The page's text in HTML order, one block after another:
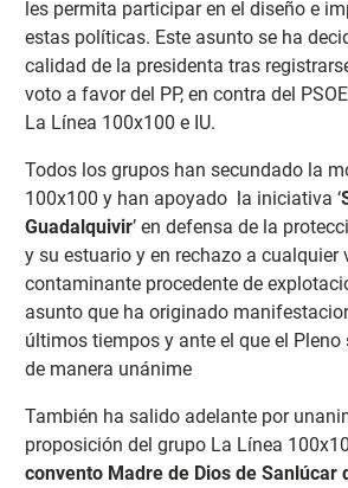
les permita participar en el diseño e
estas políticas. Este asunto se ha
calidad de la presidenta tras
voto a favor del PP, en contra del
La Línea 100x100 e IU.
Todos los grupos han secundado la
100x100 y han apoyado la iniciativa ‘
Guadalquivir’ en defensa de la
y su estuario y en rechazo a cualquier
contaminante procedente de
asunto que ha originado
últimos tiempos y ante el que el
de manera unánime
También ha salido adelante por
proposición del grupo La Línea
convento Madre de Dios de Sanlúcar